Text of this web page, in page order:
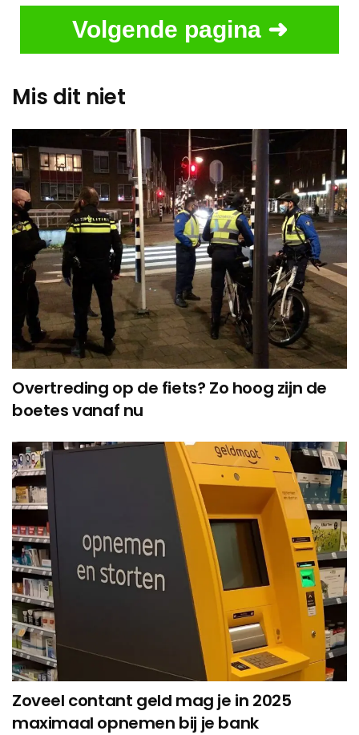
Volgende pagina ➜
Mis dit niet
Overtreding op de fiets? Zo hoog zijn de
boetes vanaf nu
Zoveel contant geld mag je in 2025
maximaal opnemen bij je bank